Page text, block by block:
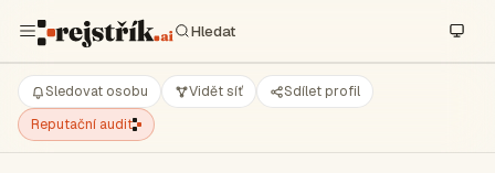
Sledovat osobu Vidět síť
Sdílet profil
Reputační audit